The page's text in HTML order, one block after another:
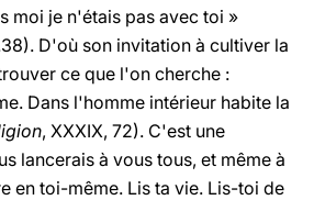
moi je n'étais pas avec toi »
D'où son invitation à cultiver la
ce que l'on cherche :
Dans l'homme intérieur habite la
, XXXIX, 72). C'est une
lancerais à vous tous, et même à
en toi-même. Lis ta vie. Lis-toi de